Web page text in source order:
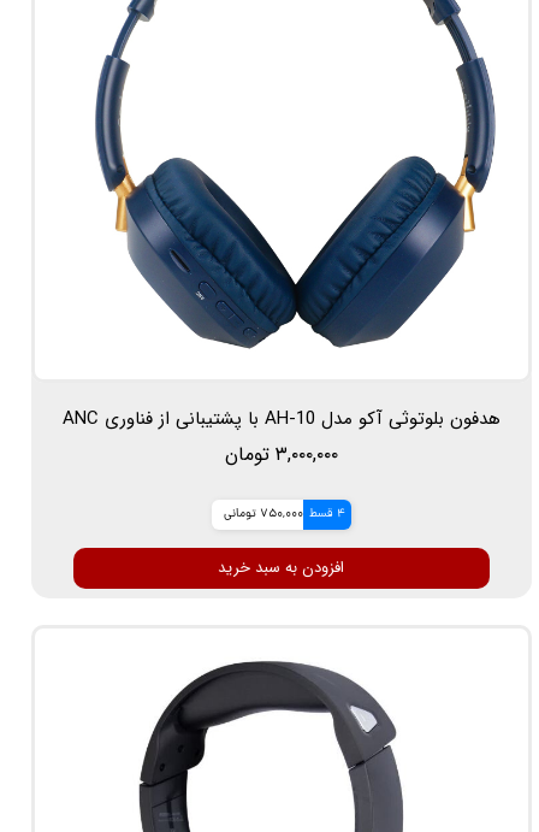
هدفون بلوتوثی آکو مدل AH-10 با پشتیبانی از فناوری ANC
۳,۰۰۰,۰۰۰ تومان
4 قسط 750,000 تومانی
افزودن به سبد خرید